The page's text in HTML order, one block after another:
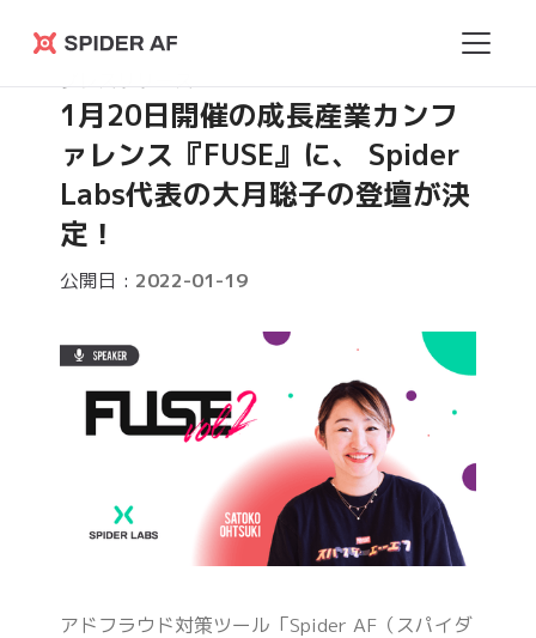
Spider
AF
プレスリリース
1月20日開催の成長産業カンフ
ァレンス『FUSE』に、 Spider
Labs代表の大月聡子の登壇が決
定！
公開日 : 2022-01-19
アドフラウド対策ツール「Spider AF（スパイダ